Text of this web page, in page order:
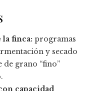
finca: programas
y secado
grano “fino”
capacidad